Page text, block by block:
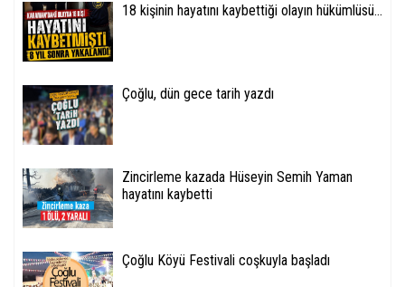
18 kişinin hayatını kaybettiği olayın hükümlüsü...
Çoğlu, dün gece tarih yazdı
Zincirleme kazada Hüseyin Semih Yaman
hayatını kaybetti
Çoğlu Köyü Festivali coşkuyla başladı